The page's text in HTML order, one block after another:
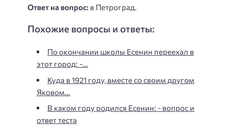
Ответ на вопрос: в Петроград.
Похожие вопросы и ответы:
По окончании школы Есенин переехал в
этот город: -…
Куда в 1921 году, вместе со своим другом
Яковом…
В каком году родился Есенин: - вопрос и
ответ теста